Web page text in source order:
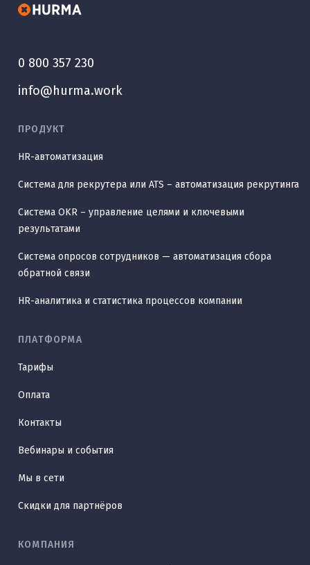
0 800 357 230
info@hurma.work
ПРОДУКТ
HR-автоматизация
Система для рекрутера или ATS – автоматизация рекрутинга
Система OKR – управление целями и ключевыми
результатами
Система опросов сотрудников — автоматизация сбора
обратной связи
HR-аналитика и статистика процессов компании
ПЛАТФОРМА
Тарифы
Оплата
Контакты
Вебинары и события
Мы в сети
Скидки для партнёров
КОМПАНИЯ